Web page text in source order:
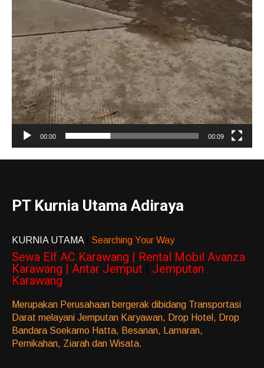
00:00 00:09
PT Kurnia Utama Adiraya
KURNIA UTAMA Searching Your Way
Sewa Elf AC Karawang | Rental Mobil Avanza
Karawang | Antar Jemput
Jemputan
Karawang
Merupakan Perusahaan bergerak dibidang Transportasi
Darat melayani Jemputan Karyawan, Drop Hotel, Drop
Bandara Soekarno Hatta, Besanan, Lamaran,
Pernikahan, Ziarah dan Wisata.